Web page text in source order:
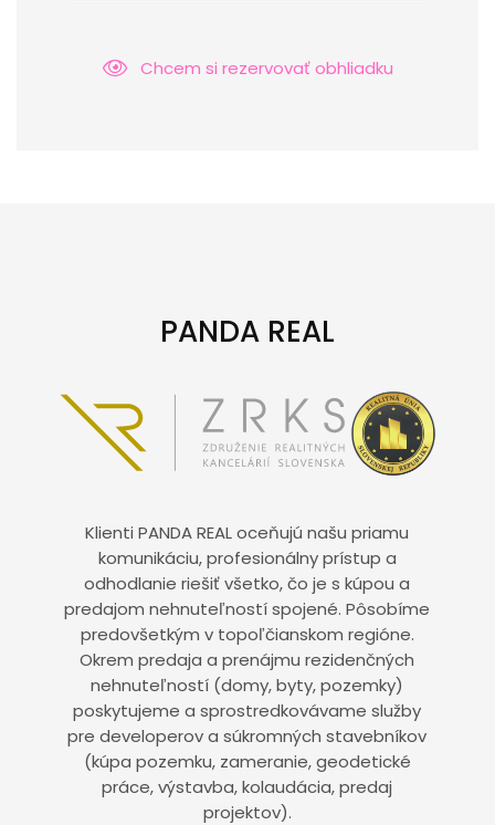
Chcem si rezervovať obhliadku
PANDA REAL
Klienti PANDA REAL oceňujú našu priamu
komunikáciu, profesionálny prístup a
odhodlanie riešiť všetko, čo je s kúpou a
predajom nehnuteľností spojené. Pôsobíme
predovšetkým v topoľčianskom regióne.
Okrem predaja a prenájmu rezidenčných
nehnuteľností (domy, byty, pozemky)
poskytujeme a sprostredkovávame služby
pre developerov a súkromných stavebníkov
(kúpa pozemku, zameranie, geodetické
práce, výstavba, kolaudácia, predaj
projektov).